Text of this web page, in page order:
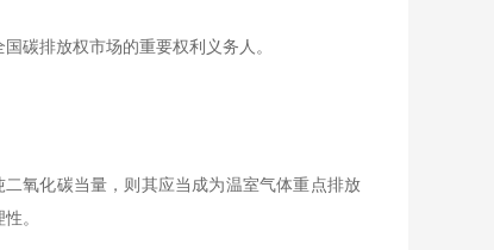
碳排放权市场的重要权利义务人。
氧化碳当量，则其应当成为温室气体重点排放
。